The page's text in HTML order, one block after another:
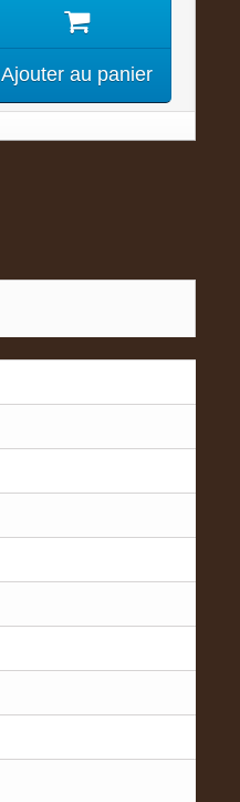
Ajouter au panier